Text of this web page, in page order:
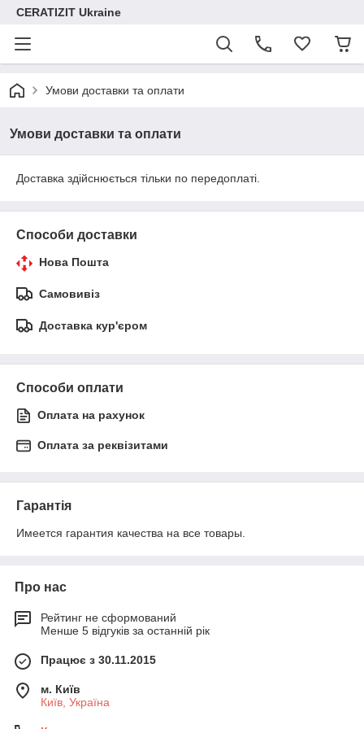
CERATIZIT Ukraine
Умови доставки та оплати
Умови доставки та оплати
Доставка здійснюється тільки по передоплаті.
Способи доставки
Нова Пошта
Самовивіз
Доставка кур'єром
Способи оплати
Оплата на рахунок
Оплата за реквізитами
Гарантія
Имеется гарантия качества на все товары.
Про нас
Рейтинг не сформований
Менше 5 відгуків за останній рік
Працює з 30.11.2015
м. Київ
Київ, Україна